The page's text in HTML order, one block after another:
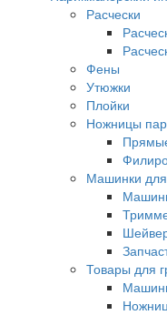
Расчески
Фены
Утюжки
Плойки
Ножницы
Машинки для
Товары для